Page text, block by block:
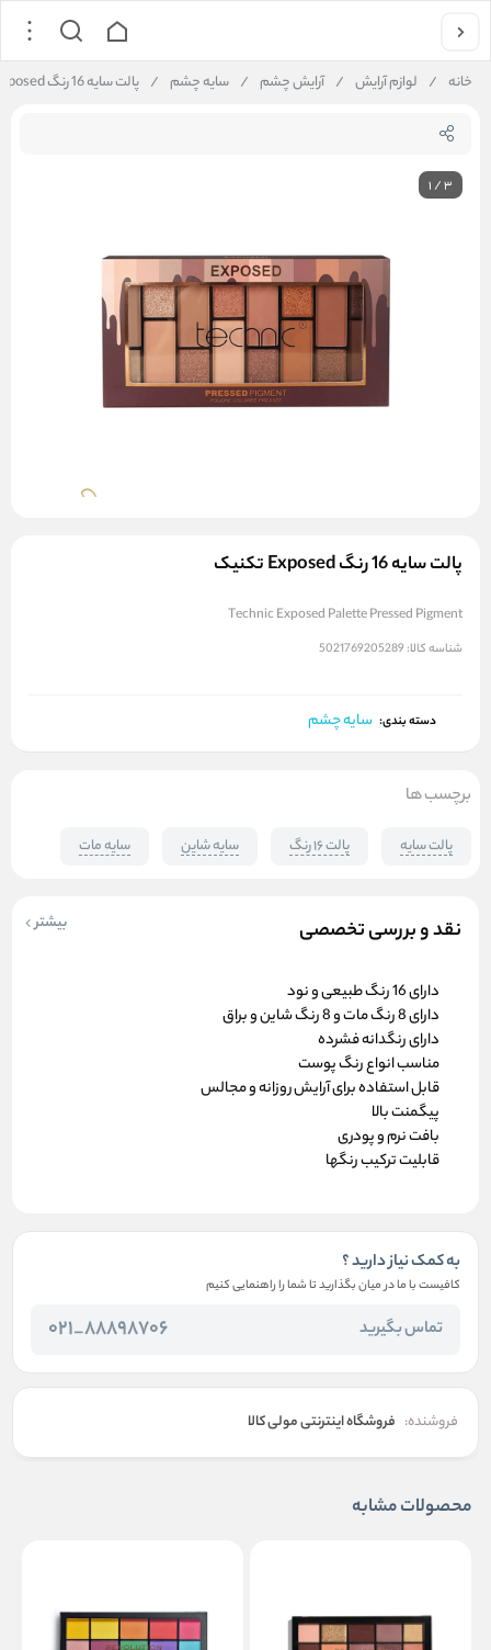
خانه / لوازم آرایش / آرایش چشم / سایه چشم / پالت سایه 16 رنگ Exposed تکنیک
1/3
پالت سایه 16 رنگ Exposed تکنیک
Technic Exposed Palette Pressed Pigment
شناسه کالا: 5021769205289
دسته بندی: سایه چشم
نقد و بررسی تخصصی بیشتر
دارای 16 رنگ طبیعی و نود
دارای 8 رنگ مات و 8 رنگ شاین و براق
دارای رنگدانه فشرده
مناسب انواع رنگ پوست
قابل استفاده برای آرایش روزانه و مجالس
پیگمنت بالا
بافت نرم و پودری
قابلیت ترکیب رنگها
به کمک نیاز دارید ؟
کافیست با ما در میان بگذارید تا شما را راهنمایی کنیم
تماس بگیرید 88898706_021
فروشنده: فروشگاه اینترنتی مولی کالا
برچسب ها
پالت سایه پالت 16 رنگ سایه شاین سایه مات
محصولات مشابه